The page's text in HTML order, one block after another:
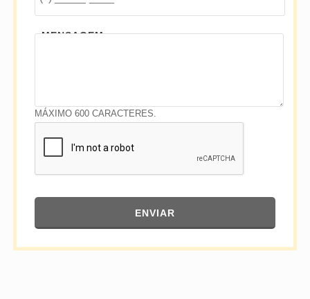
MENSAGEM
MÁXIMO 600 CARACTERES.
ENVIAR